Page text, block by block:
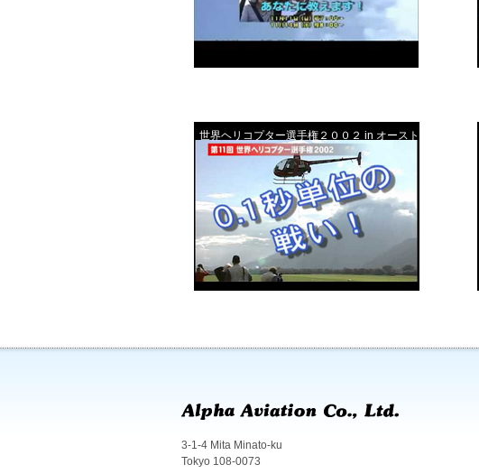
世界ヘリコプター選手権２００２ in オーストリア
3-1-4 Mita Minato-ku
Tokyo 108-0073